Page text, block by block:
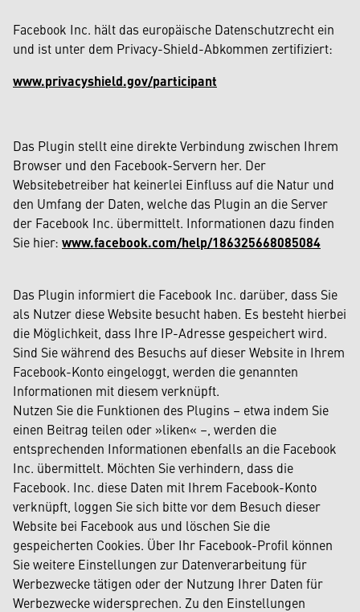
Facebook Inc. hält das europäische Datenschutzrecht ein
und ist unter dem Privacy-Shield-Abkommen zertifiziert:
www.privacyshield.gov/participant
Das Plugin stellt eine direkte Verbindung zwischen Ihrem
Browser und den Facebook-Servern her. Der
Websitebetreiber hat keinerlei Einfluss auf die Natur und
den Umfang der Daten, welche das Plugin an die Server
der Facebook Inc. übermittelt. Informationen dazu finden
Sie hier: www.facebook.com/help/186325668085084
Das Plugin informiert die Facebook Inc. darüber, dass Sie
als Nutzer diese Website besucht haben. Es besteht hierbei
die Möglichkeit, dass Ihre IP-Adresse gespeichert wird.
Sind Sie während des Besuchs auf dieser Website in Ihrem
Facebook-Konto eingeloggt, werden die genannten
Informationen mit diesem verknüpft.
Nutzen Sie die Funktionen des Plugins – etwa indem Sie
einen Beitrag teilen oder »liken« –, werden die
entsprechenden Informationen ebenfalls an die Facebook
Inc. übermittelt. Möchten Sie verhindern, dass die
Facebook. Inc. diese Daten mit Ihrem Facebook-Konto
verknüpft, loggen Sie sich bitte vor dem Besuch dieser
Website bei Facebook aus und löschen Sie die
gespeicherten Cookies. Über Ihr Facebook-Profil können
Sie weitere Einstellungen zur Datenverarbeitung für
Werbezwecke tätigen oder der Nutzung Ihrer Daten für
Werbezwecke widersprechen. Zu den Einstellungen